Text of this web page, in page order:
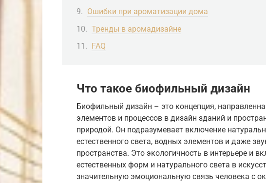
Ошибки при ароматизации дома
Тренды в аромадизайне
FAQ
Что такое биофильный дизайн
Биофильный дизайн – это концепция,
элементов и процессов в дизайн зданий и
природой. Он подразумевает включение
естественного света, водных элементов и даже
пространства. Это экологичность в интерьере и
естественных форм и натурального света в
значительную эмоциональную связь человека